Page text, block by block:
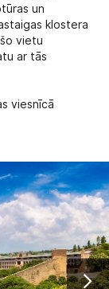
un
klostera
vietu
ar tās
viesnīcā